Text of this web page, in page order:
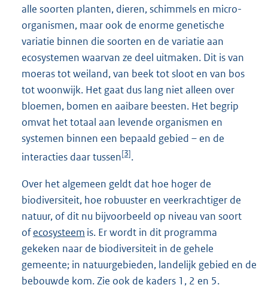
alle soorten planten, dieren, schimmels en micro-
organismen, maar ook de enorme genetische
variatie binnen die soorten en de variatie aan
ecosystemen waarvan ze deel uitmaken. Dit is van
moeras tot weiland, van beek tot sloot en van bos
tot woonwijk. Het gaat dus lang niet alleen over
bloemen, bomen en aaibare beesten. Het begrip
omvat het totaal aan levende organismen en
systemen binnen een bepaald gebied – en de
interacties daar tussen[3].
Over het algemeen geldt dat hoe hoger de
biodiversiteit, hoe robuuster en veerkrachtiger de
natuur, of dit nu bijvoorbeeld op niveau van soort
ofecosysteem is. Er wordt in dit programma
gekeken naar de biodiversiteit in de gehele
gemeente; in natuurgebieden, landelijk gebied en de
bebouwde kom. Zie ook de kaders 1, 2 en 5.